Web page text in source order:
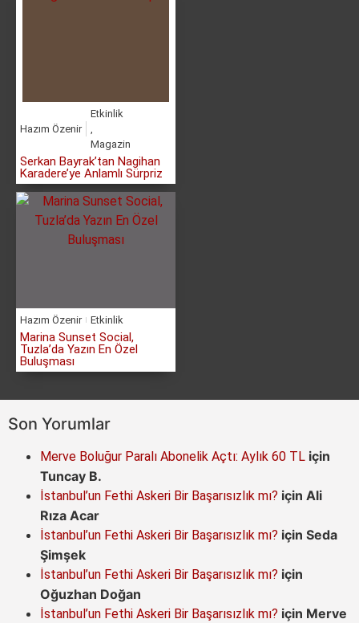
Hazım Özenir
Etkinlik
,
Magazin
Serkan Bayrak’tan Nagihan
Karadere’ye Anlamlı Sürpriz
Hazım Özenir Etkinlik
Marina Sunset Social,
Tuzla’da Yazın En Özel
Buluşması
Son Yorumlar
Merve Boluğur Paralı Abonelik Açtı: Aylık 60 TL için
Tuncay B.
İstanbul’un Fethi Askeri Bir Başarısızlık mı? için Ali
Rıza Acar
İstanbul’un Fethi Askeri Bir Başarısızlık mı? için Seda
Şimşek
İstanbul’un Fethi Askeri Bir Başarısızlık mı? için
Oğuzhan Doğan
İstanbul’un Fethi Askeri Bir Başarısızlık mı? için Merve